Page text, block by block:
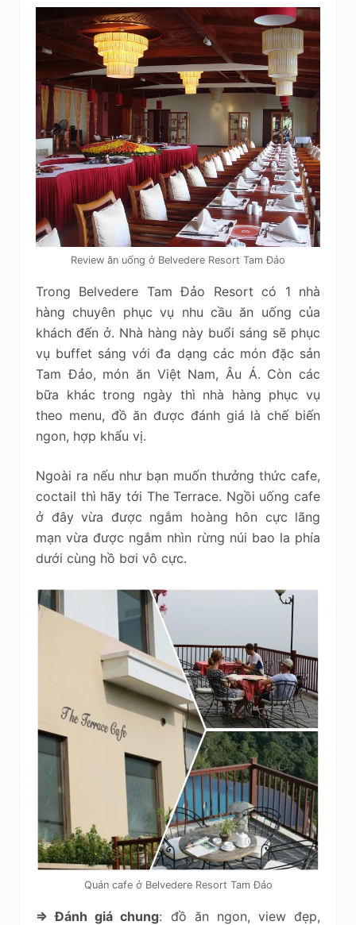
Review ăn uống ở Belvedere Resort Tam Đảo
Trong Belvedere Tam Đảo Resort có 1 nhà
hàng chuyên phục vụ nhu cầu ăn uống của
khách đến ở. Nhà hàng này buổi sáng sẽ phục
vụ buffet sáng với đa dạng các món đặc sản
Tam Đảo, món ăn Việt Nam, Âu Á. Còn các
bữa khác trong ngày thì nhà hàng phục vụ
theo menu, đồ ăn được đánh giá là chế biến
ngon, hợp khẩu vị.
Ngoài ra nếu như bạn muốn thưởng thức cafe,
coctail thì hãy tới The Terrace. Ngồi uống cafe
ở đây vừa được ngắm hoàng hôn cực lãng
mạn vừa được ngắm nhìn rừng núi bao la phía
dưới cùng hồ bơi vô cực.
Quán cafe ở Belvedere Resort Tam Đảo
=> Đánh giá chung: đồ ăn ngon, view đẹp,